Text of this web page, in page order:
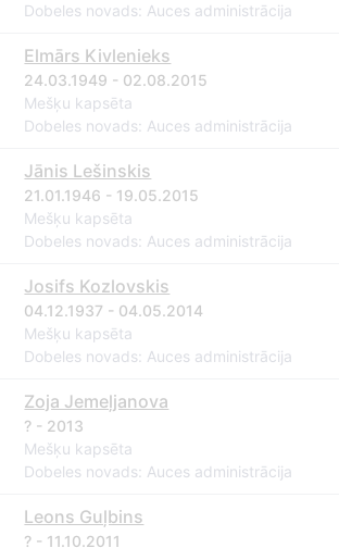
Dobeles novads: Auces administrācija
Elmārs Kivlenieks
24.03.1949 - 02.08.2015
Mešķu kapsēta
Dobeles novads: Auces administrācija
Jānis Lešinskis
21.01.1946 - 19.05.2015
Mešķu kapsēta
Dobeles novads: Auces administrācija
Josifs Kozlovskis
04.12.1937 - 04.05.2014
Mešķu kapsēta
Dobeles novads: Auces administrācija
Zoja Jemeļjanova
? - 2013
Mešķu kapsēta
Dobeles novads: Auces administrācija
Leons Guļbins
? - 11.10.2011